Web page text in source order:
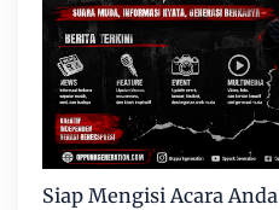
Siap Mengisi Acara Anda